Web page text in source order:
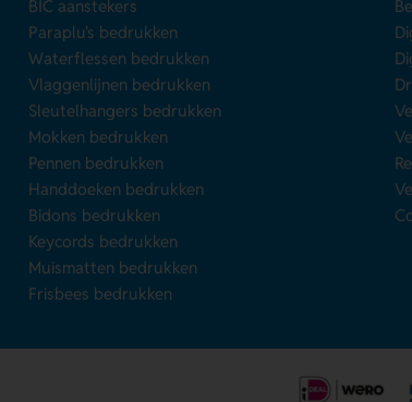
BIC aanstekers
Paraplu's bedrukken
Waterflessen bedrukken
Vlaggenlijnen bedrukken
Sleutelhangers bedrukken
Mokken bedrukken
Pennen bedrukken
Handdoeken bedrukken
Bidons bedrukken
Keycords bedrukken
Muismatten bedrukken
Frisbees bedrukken